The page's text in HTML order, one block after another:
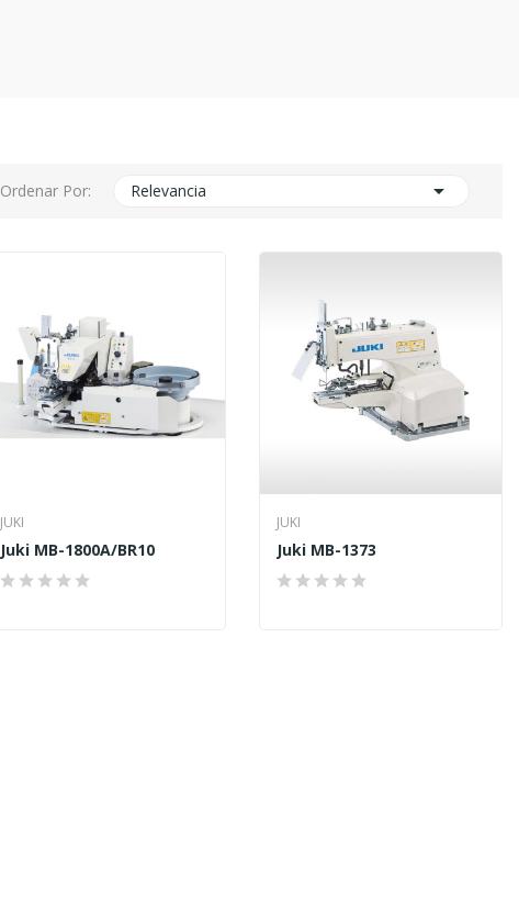
Ordenar Por: Relevancia 
JUKI
Juki MB-1800A/BR10
JUKI
Juki MB-1373